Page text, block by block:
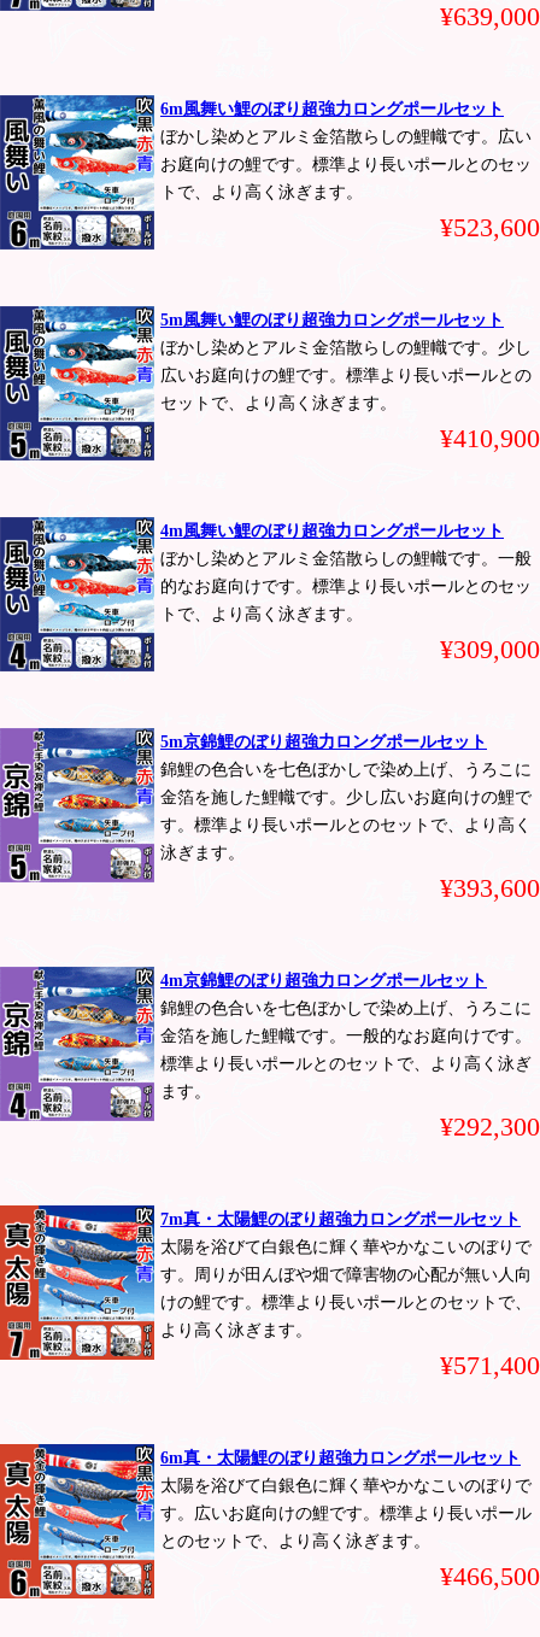
¥639,000
6m風舞い鯉のぼり超強力ロングポールセット
ぼかし染めとアルミ金箔散らしの鯉幟です。広い
お庭向けの鯉です。標準より長いポールとのセッ
トで、より高く泳ぎます。
¥523,600
5m風舞い鯉のぼり超強力ロングポールセット
ぼかし染めとアルミ金箔散らしの鯉幟です。少し
広いお庭向けの鯉です。標準より長いポールとの
セットで、より高く泳ぎます。
¥410,900
4m風舞い鯉のぼり超強力ロングポールセット
ぼかし染めとアルミ金箔散らしの鯉幟です。一般
的なお庭向けです。標準より長いポールとのセッ
トで、より高く泳ぎます。
¥309,000
5m京錦鯉のぼり超強力ロングポールセット
錦鯉の色合いを七色ぼかしで染め上げ、うろこに
金箔を施した鯉幟です。少し広いお庭向けの鯉で
す。標準より長いポールとのセットで、より高く
泳ぎます。
¥393,600
4m京錦鯉のぼり超強力ロングポールセット
錦鯉の色合いを七色ぼかしで染め上げ、うろこに
金箔を施した鯉幟です。一般的なお庭向けです。
標準より長いポールとのセットで、より高く泳ぎ
ます。
¥292,300
7m真・太陽鯉のぼり超強力ロングポールセット
太陽を浴びて白銀色に輝く華やかなこいのぼりで
す。周りが田んぼや畑で障害物の心配が無い人向
けの鯉です。標準より長いポールとのセットで、
より高く泳ぎます。
¥571,400
6m真・太陽鯉のぼり超強力ロングポールセット
太陽を浴びて白銀色に輝く華やかなこいのぼりで
す。広いお庭向けの鯉です。標準より長いポール
とのセットで、より高く泳ぎます。
¥466,500